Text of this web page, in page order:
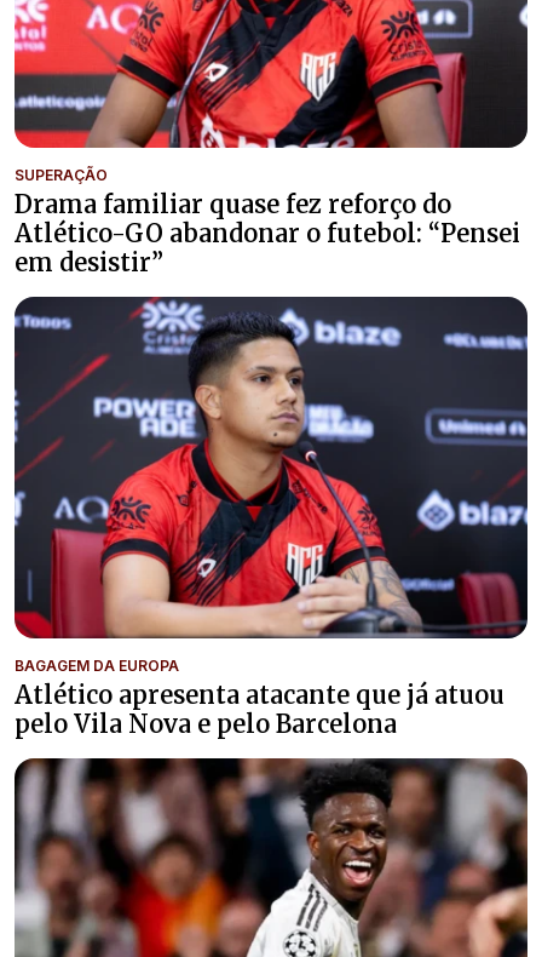
SUPERAÇÃO
Drama familiar quase fez reforço do
Atlético-GO abandonar o futebol: “Pensei
em desistir”
BAGAGEM DA EUROPA
Atlético apresenta atacante que já atuou
pelo Vila Nova e pelo Barcelona